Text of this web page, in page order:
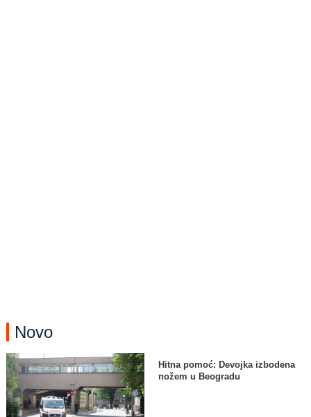
Novo
Hitna pomoć: Devojka izbodena
nožem u Beogradu